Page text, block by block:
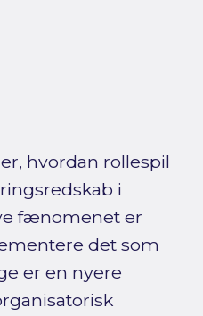
hvordan rollespil
i
fænomenet er
det som
er en nyere